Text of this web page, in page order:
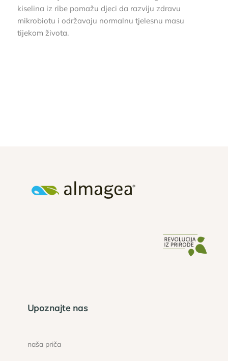
kiselina iz ribe pomažu djeci da razviju zdravu
mikrobiotu i održavaju normalnu tjelesnu masu
tijekom života.
Upoznajte nas
naša priča